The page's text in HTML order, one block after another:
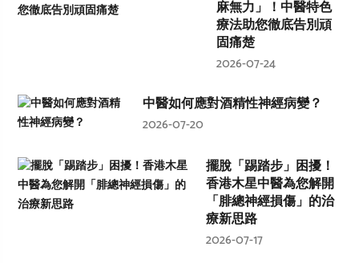
麻無力」！中醫特色
療法助您徹底告別頑
固痛楚
2026-07-24
中醫如何應對酒精性神經病變？
2026-07-20
擺脫「踢踏步」困擾！
香港木星中醫為您解開
「腓總神經損傷」的治
療新思路
2026-07-17